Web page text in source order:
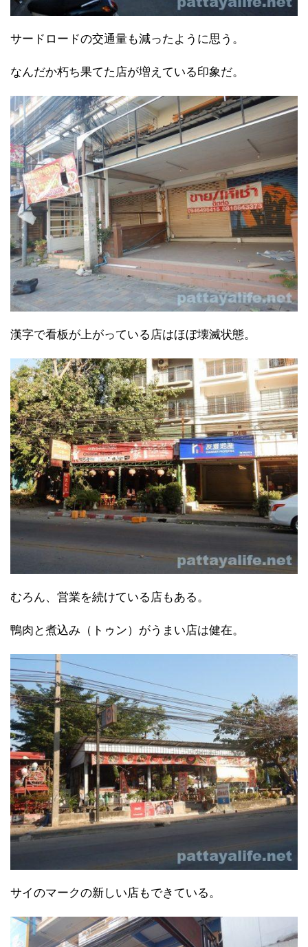
サードロードの交通量も減ったように思う。
なんだか朽ち果てた店が増えている印象だ。
漢字で看板が上がっている店はほぼ壊滅状態。
むろん、営業を続けている店もある。
鴨肉と煮込み（トゥン）がうまい店は健在。
サイのマークの新しい店もできている。